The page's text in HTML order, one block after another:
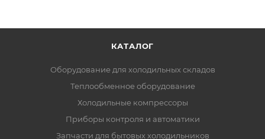
КАТАЛОГ
Оборудование для холодильных складов
Теплообменное оборудование
Холодильные компрессоры
Приборы контроля и автоматики
Запчасти для бытовых холодильников